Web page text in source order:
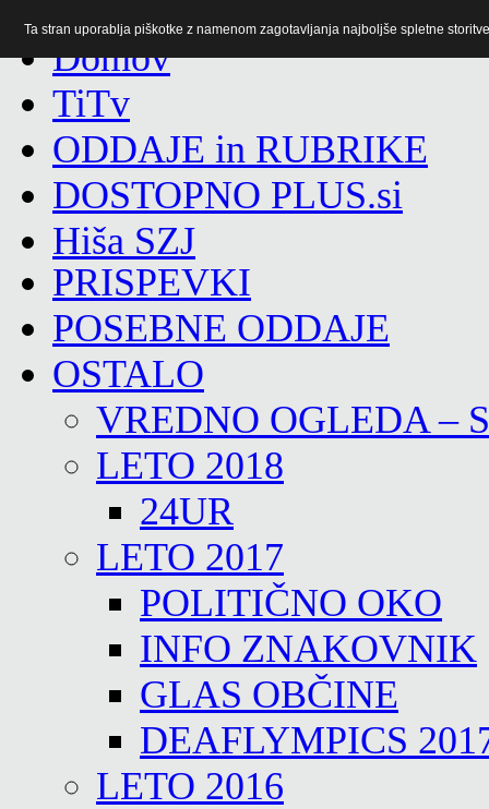
TiTv
ODDAJE in RUBRIKE
DOSTOPNO PLUS.si
Hiša SZJ
PRISPEVKI
POSEBNE ODDAJE
OSTALO
VREDNO OGLEDA –
LETO 2018
24UR
LETO 2017
POLITIČNO OKO
INFO ZNAKOVNIK
GLAS OBČINE
DEAFLYMPICS
LETO 2016
Ta stran uporablja piškotke z namenom zagotavljanja najboljše spletne